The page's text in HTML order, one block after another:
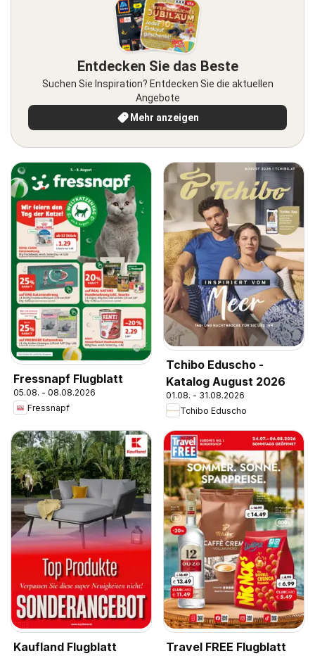
Entdecken Sie das Beste
Suchen Sie Inspiration? Entdecken Sie die aktuellen
Angebote
Mehr anzeigen
Fressnapf Flugblatt
05.08. - 08.08.2026
Fressnapf
Tchibo Eduscho -
Katalog August 2026
01.08. - 31.08.2026
Tchibo Eduscho
Kaufland Flugblatt Travel FREE Flugblatt